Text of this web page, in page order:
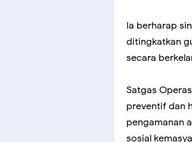
Ia berharap
ditingkatkan
secara
Satgas
preventif dan
pengamanan
sosial